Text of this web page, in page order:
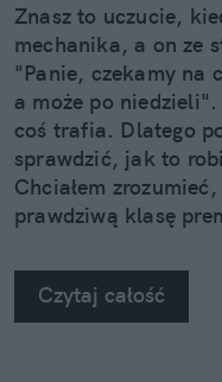
Znasz to uczucie,
mechanika, a on ze
"Panie, czekamy na
a może po
coś trafia. Dlatego
sprawdzić, jak to
Chciałem
prawdziwą klasę
się za głowę.
Czytaj całość